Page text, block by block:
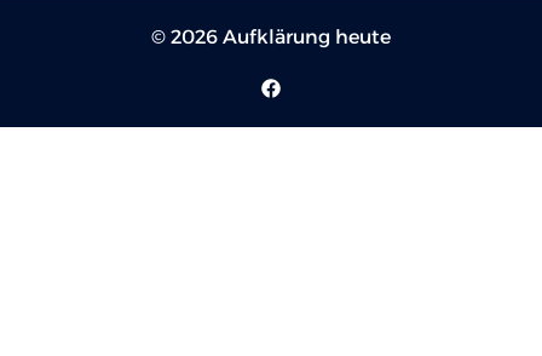
© 2026 Aufklärung heute